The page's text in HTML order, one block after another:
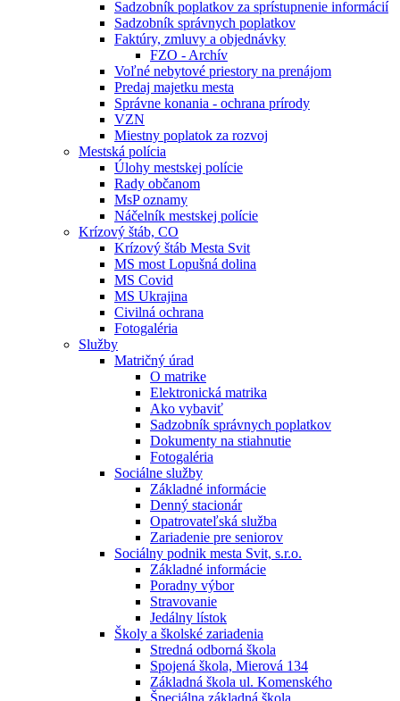
Sadzobník poplatkov za sprístupnenie informácií
Sadzobník správnych poplatkov
Faktúry, zmluvy a objednávky
FZO - Archív
Voľné nebytové priestory na prenájom
Predaj majetku mesta
Správne konania - ochrana prírody
VZN
Miestny poplatok za rozvoj
Mestská polícia
Úlohy mestskej polície
Rady občanom
MsP oznamy
Náčelník mestskej polície
Krízový štáb, CO
Krízový štáb Mesta Svit
MS most Lopušná dolina
MS Covid
MS Ukrajina
Civilná ochrana
Fotogaléria
Služby
Matričný úrad
O matrike
Elektronická matrika
Ako vybaviť
Sadzobník správnych poplatkov
Dokumenty na stiahnutie
Fotogaléria
Sociálne služby
Základné informácie
Denný stacionár
Opatrovateľská služba
Zariadenie pre seniorov
Sociálny podnik mesta Svit, s.r.o.
Základné informácie
Poradny výbor
Stravovanie
Jedálny lístok
Školy a školské zariadenia
Stredná odborná škola
Spojená škola, Mierová 134
Základná škola ul. Komenského
Špeciálna základná škola